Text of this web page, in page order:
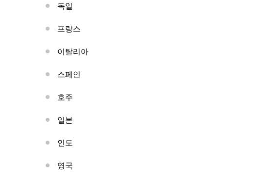
독일
프랑스
이탈리아
스페인
호주
일본
인도
영국